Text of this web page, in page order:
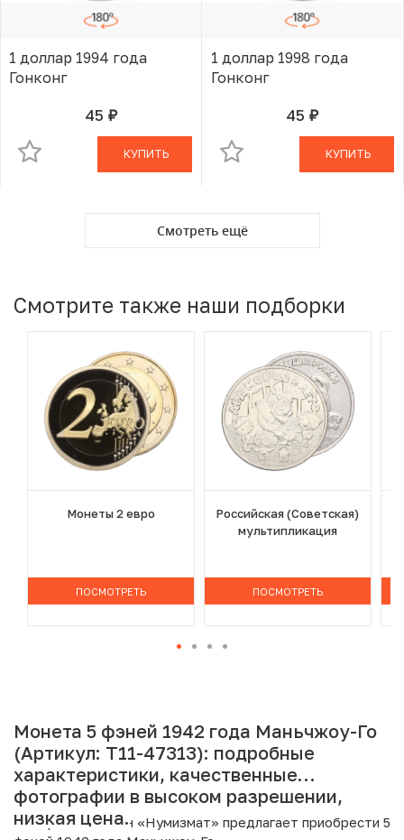
1 доллар 1994 года
Гонконг
45 руб.В КОРЗИНЕ
КУПИТЬ
1 доллар 1998 года
Гонконг
45 руб.В КОРЗИНЕ
КУПИТЬ
Смотреть ещё
Смотрите также наши подборки
Монеты 2 евро
ПОСМОТРЕТЬ
Российская (Советская)
мультипликация
ПОСМОТРЕТЬ
Монета 5 фэней 1942 года Маньчжоу-Го
(Артикул: T11-47313): подробные
характеристики, качественные
фотографии в высоком разрешении,
низкая цена.
Интернет магазин «Нумизмат» предлагает приобрести 5